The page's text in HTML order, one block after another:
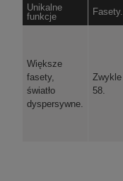
Unikalne
funkcje
Fasety.
Większe
fasety,
światło
dyspersywne.
Zwykle
58.